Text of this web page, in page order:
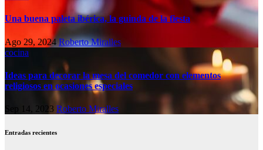
Una buena paleta ibérica, la guinda de la fiesta
Ago 29, 2024Roberto Miralles
cocina
Ideas para decorar la mesa del comedor con elementos
religiosos en ocasiones especiales
Sep 14, 2023 Roberto Miralles
Entradas recientes